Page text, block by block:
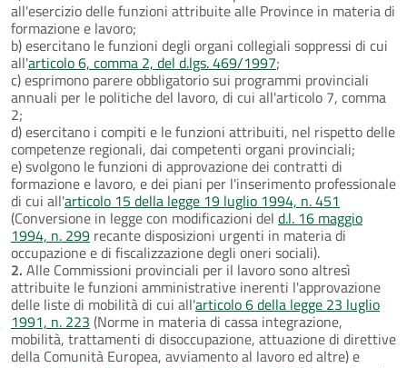
all'esercizio delle funzioni attribuite alle Province in materia di
formazione e lavoro;
b) esercitano le funzioni degli organi collegiali soppressi di cui
all'articolo 6, comma 2, del d.lgs. 469/1997;
c) esprimono parere obbligatorio sui programmi provinciali
annuali per le politiche del lavoro, di cui all'articolo 7, comma
2;
d) esercitano i compiti e le funzioni attribuiti, nel rispetto delle
competenze regionali, dai competenti organi provinciali;
e) svolgono le funzioni di approvazione dei contratti di
formazione e lavoro, e dei piani per l'inserimento professionale
di cui all'articolo 15 della legge 19 luglio 1994, n. 451
(Conversione in legge con modificazioni del d.l. 16 maggio
1994, n. 299 recante disposizioni urgenti in materia di
occupazione e di fiscalizzazione degli oneri sociali).
2. Alle Commissioni provinciali per il lavoro sono altresì
attribuite le funzioni amministrative inerenti l'approvazione
delle liste di mobilità di cui all'articolo 6 della legge 23 luglio
1991, n. 223 (Norme in materia di cassa integrazione,
mobilità, trattamenti di disoccupazione, attuazione di direttive
della Comunità Europea, avviamento al lavoro ed altre) e